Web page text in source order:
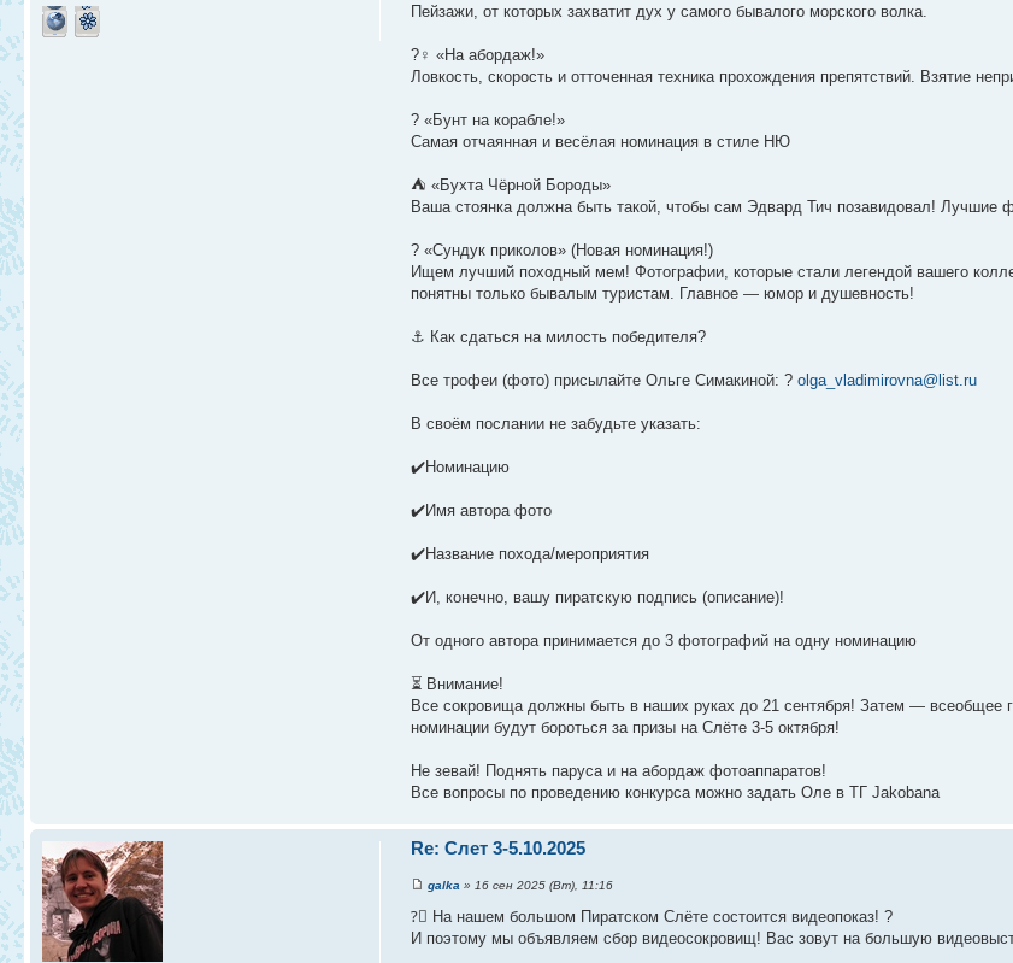
Пейзажи, от которых захватит дух у самого бывалого морского волка.
?‍♀️ «На абордаж!»
Ловкость, скорость и отточенная техника прохождения препятствий. Взятие
? «Бунт на корабле!»
Самая отчаянная и весёлая номинация в стиле НЮ
⛺️ «Бухта Чёрной Бороды»
Ваша стоянка должна быть такой, чтобы сам Эдвард Тич позавидовал! Лучшие
? «Сундук приколов» (Новая номинация!)
Ищем лучший походный мем! Фотографии, которые стали легендой вашего
понятны только бывалым туристам. Главное — юмор и душевность!
⚓️ Как сдаться на милость победителя?
Все трофеи (фото) присылайте Ольге Симакиной: ? olga_vladimirovna@list.ru
В своём послании не забудьте указать:
✔️Номинацию
✔️Имя автора фото
✔️Название похода/мероприятия
✔️И, конечно, вашу пиратскую подпись (описание)!
От одного автора принимается до 3 фотографий на одну номинацию
⏳ Внимание!
Все сокровища должны быть в наших руках до 21 сентября! Затем — всеобщее
номинации будут бороться за призы на Слёте 3-5 октября!
Не зевай! Поднять паруса и на абордаж фотоаппаратов!
Все вопросы по проведению конкурса можно задать Оле в ТГ Jakobana
Re: Слет 3-5.10.2025
galka» 16 сен 2025 (Вт), 11:16
?‍☠ На нашем большом Пиратском Слёте состоится видеопоказ! ?
И поэтому мы объявляем сбор видеосокровищ! Вас зовут на большую